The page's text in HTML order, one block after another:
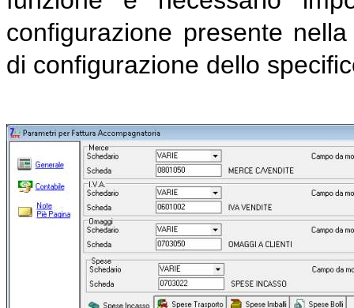
configurazione presente
di configurazione dello